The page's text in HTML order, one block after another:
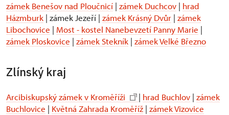
zámek Benešov nad Ploučnicí | zámek Duchcov | hrad
Házmburk | zámek Jezeří | zámek Krásný Dvůr | zámek
Libochovice | Most - kostel Nanebevzetí Panny Marie |
zámek Ploskovice | zámek Stekník | zámek Velké Březno
Zlínský kraj
Arcibiskupský zámek v Kroměříži | hrad Buchlov | zámek
Buchlovice | Květná Zahrada Kroměříž | zámek Vizovice